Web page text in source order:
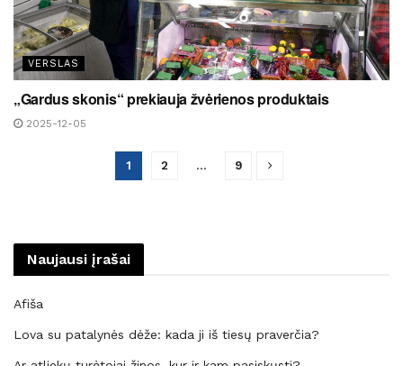
VERSLAS
„Gardus skonis“ prekiauja žvėrienos produktais
2025-12-05
1 2 … 9
Naujausi įrašai
Afiša
Lova su patalynės dėže: kada ji iš tiesų praverčia?